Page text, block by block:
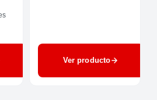
Ver producto